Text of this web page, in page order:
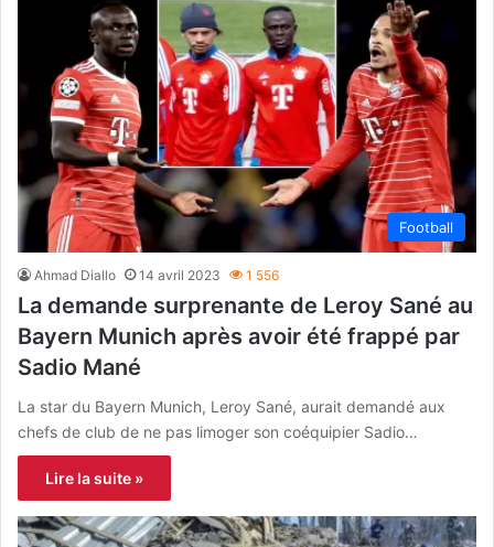
Football
Ahmad Diallo 14 avril 2023 1 556
La demande surprenante de Leroy Sané au
Bayern Munich après avoir été frappé par
Sadio Mané
La star du Bayern Munich, Leroy Sané, aurait demandé aux
chefs de club de ne pas limoger son coéquipier Sadio…
Lire la suite »